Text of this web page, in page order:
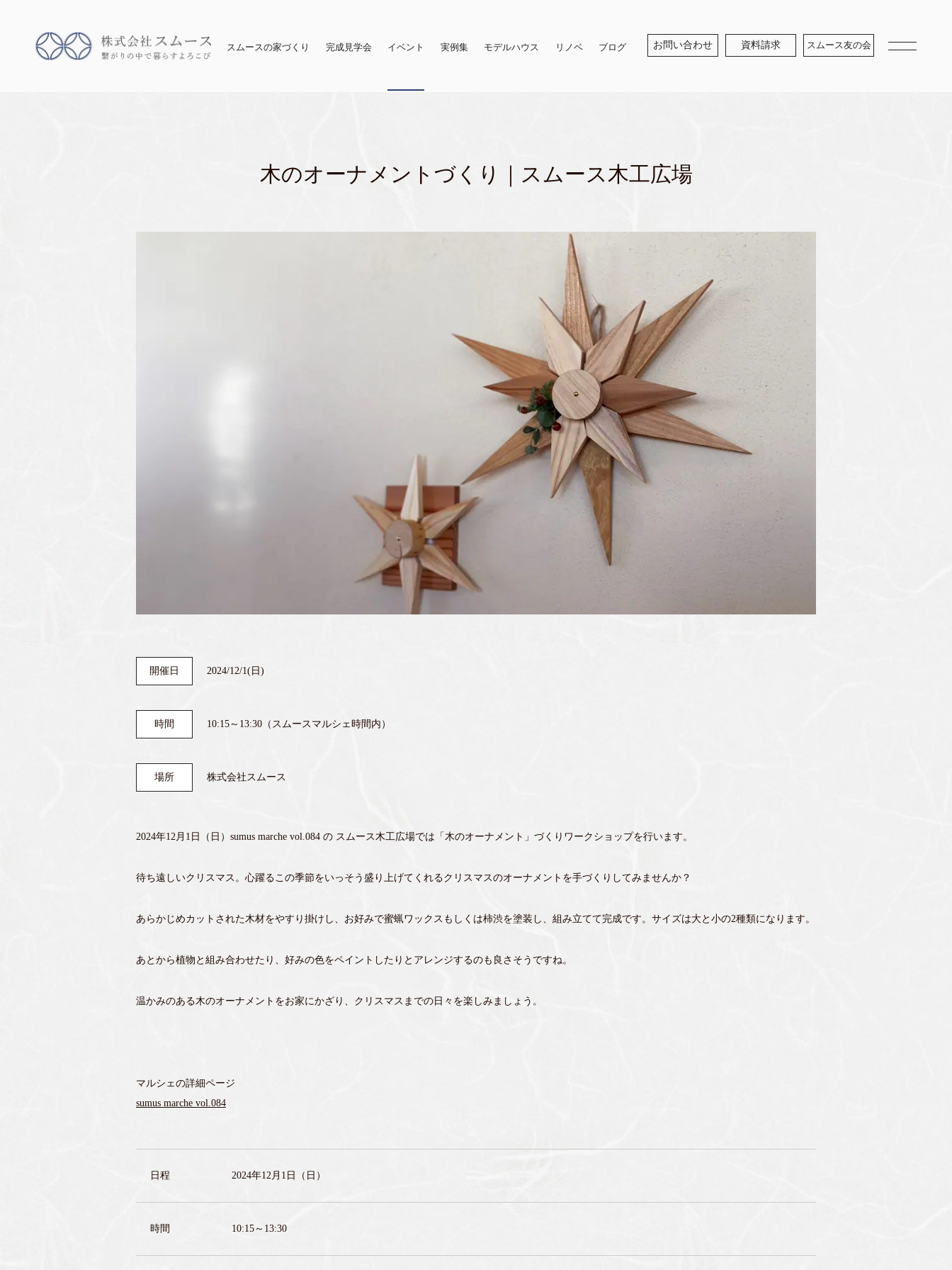
スムースの家づくり 完成見学会 イベント 実例集 モデルハウス リノベ ブログ お問い合わせ 資料請求 スムース友の会
木のオーナメントづくり｜スムース木工広場
開催日 2024/12/1(日)
時間 10:15～13:30（スムースマルシェ時間内）
場所 株式会社スムース
2024年12月1日（日）sumus marche vol.084 の スムース木工広場では「木のオーナメント」づくりワークショップを行います。
待ち遠しいクリスマス。心躍るこの季節をいっそう盛り上げてくれるクリスマスのオーナメントを手づくりしてみませんか？
あらかじめカットされた木材をやすり掛けし、お好みで蜜蝋ワックスもしくは柿渋を塗装し、組み立てて完成です。サイズは大と小の2種類になります。
あとから植物と組み合わせたり、好みの色をペイントしたりとアレンジするのも良さそうですね。
温かみのある木のオーナメントをお家にかざり、クリスマスまでの日々を楽しみましょう。
マルシェの詳細ページ
sumus marche vol.084
日程 2024年12月1日（日）
時間 10:15～13:30